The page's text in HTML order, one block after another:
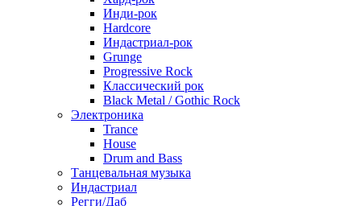
Инди-рок
Hardcore
Индастриал-рок
Grunge
Progressive Rock
Классический рок
Black Metal / Gothic Rock
Электроника
Trance
House
Drum and Bass
Танцевальная музыка
Индастриал
Регги/Даб